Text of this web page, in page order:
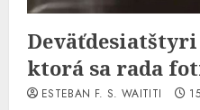
ktorá sa rada
ESTEBAN F. S. WAITITI